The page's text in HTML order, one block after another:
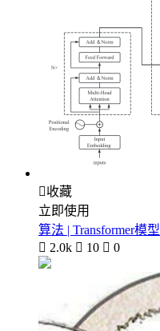
收藏
立即使用
算法 | Transformer模型
 2.0k  10  0